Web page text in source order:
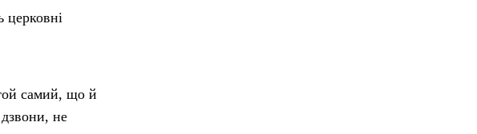
церковні
самий, що й
не